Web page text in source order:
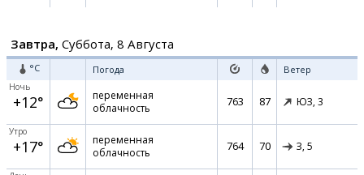
Завтра, Суббота, 8 Августа
°C Погода Ветер
Ночь
+12°
переменная
облачность
763 87 ЮЗ, 3
Утро
+17°
переменная
облачность
764 70 З, 5